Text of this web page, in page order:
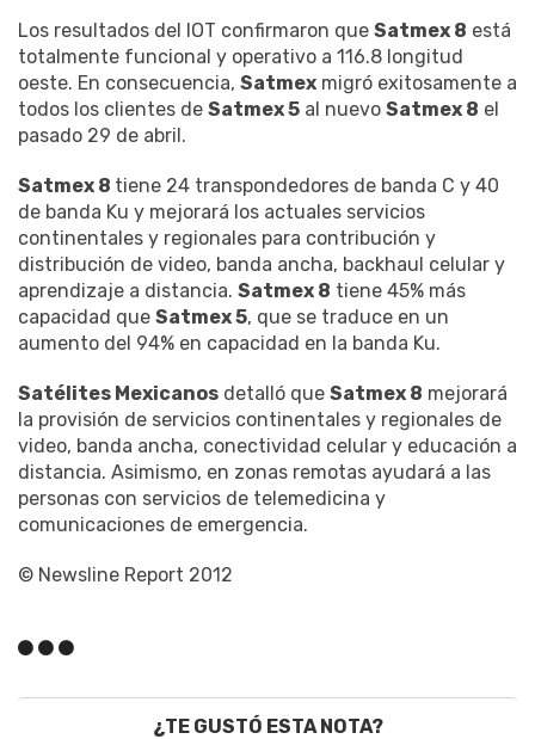
Los resultados del IOT confirmaron que Satmex 8 está
totalmente funcional y operativo a 116.8 longitud
oeste. En consecuencia, Satmex migró exitosamente a
todos los clientes de Satmex 5 al nuevo Satmex 8 el
pasado 29 de abril.
Satmex 8 tiene 24 transpondedores de banda C y 40
de banda Ku y mejorará los actuales servicios
continentales y regionales para contribución y
distribución de video, banda ancha, backhaul celular y
aprendizaje a distancia. Satmex 8 tiene 45% más
capacidad que Satmex 5, que se traduce en un
aumento del 94% en capacidad en la banda Ku.
Satélites Mexicanos detalló que Satmex 8 mejorará
la provisión de servicios continentales y regionales de
video, banda ancha, conectividad celular y educación a
distancia. Asimismo, en zonas remotas ayudará a las
personas con servicios de telemedicina y
comunicaciones de emergencia.
© Newsline Report 2012
¿TE GUSTÓ ESTA NOTA?